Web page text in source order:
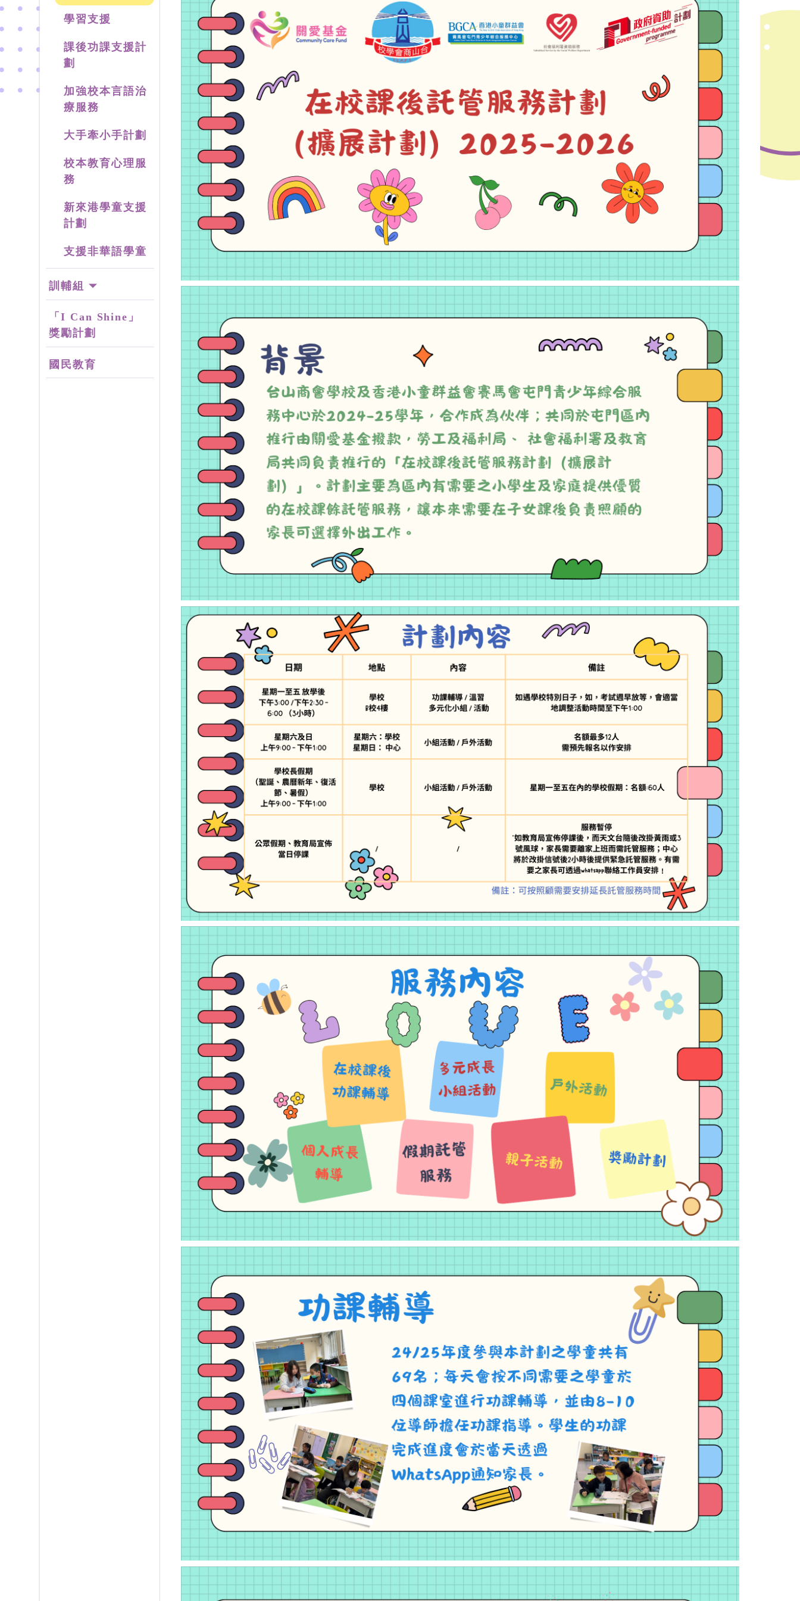
學習支援
課後功課支援計
劃
加強校本言語治
療服務
大手牽小手計劃
校本教育心理服
務
新來港學童支援
計劃
支援非華語學童
訓輔組
「I Can Shine」
獎勵計劃
國民教育